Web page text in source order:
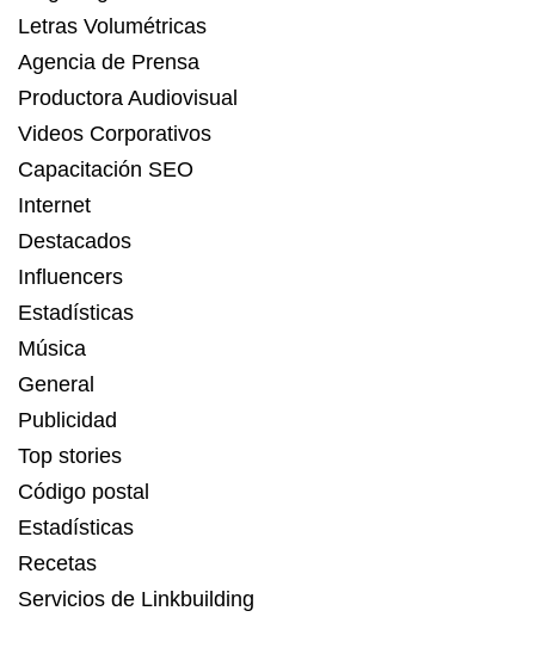
Letras Volumétricas
Agencia de Prensa
Productora Audiovisual
Videos Corporativos
Capacitación SEO
Internet
Destacados
Influencers
Estadísticas
Música
General
Publicidad
Top stories
Código postal
Estadísticas
Recetas
Servicios de Linkbuilding